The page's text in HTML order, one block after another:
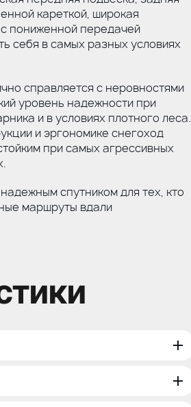
кареткой, широкая
пониженной передачей
себя в самых разных условиях
справляется с неровностями
уровень надежности при
и в условиях плотного леса.
и эргономике снегоход
при самых агрессивных
надежным спутником для тех, кто
маршруты вдали
4Т